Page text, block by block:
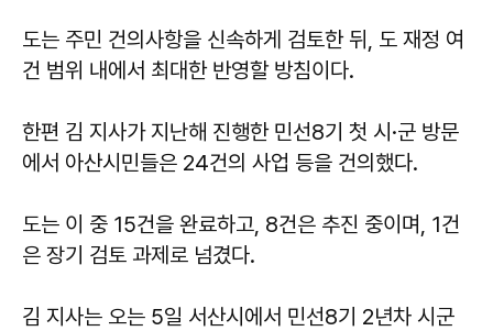
도는 주민 건의사항을 신속하게 검토한 뒤, 도 재정 여
건 범위 내에서 최대한 반영할 방침이다.
한편 김 지사가 지난해 진행한 민선8기 첫 시·군 방문
에서 아산시민들은 24건의 사업 등을 건의했다.
도는 이 중 15건을 완료하고, 8건은 추진 중이며, 1건
은 장기 검토 과제로 넘겼다.
김 지사는 오는 5일 서산시에서 민선8기 2년차 시군